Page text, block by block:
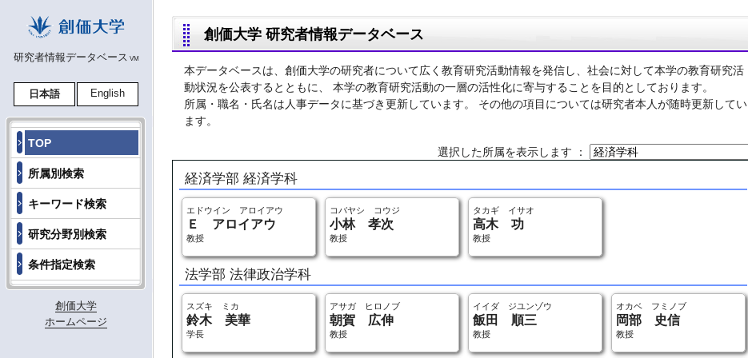
研究者情報データベース VM
日本語 English
TOP
所属別検索
キーワード検索
研究分野別検索
条件指定検索
創価大学
ホームページ
創価大学 研究者情報データベース
本データベースは、創価大学の研究者について広く教育研究活動情報を発信し、社会に対して本学の教育研究活
動状況を公表するとともに、 本学の教育研究活動の一層の活性化に寄与することを目的としております。
所属・職名・氏名は人事データに基づき更新しています。 その他の項目については研究者本人が随時更新してい
ます。
選択した所属を表示します ：
経済学部 経済学科
エドウイン アロイアウ
Ｅ アロイアウ
教授
コバヤシ コウジ
小林 孝次
教授
タカギ イサオ
高木 功
教授
法学部 法律政治学科
スズキ ミカ
鈴木 美華
学長
アサガ ヒロノブ
朝賀 広伸
教授
イイダ ジユンゾウ
飯田 順三
教授
オカベ フミノブ
岡部 史信
教授